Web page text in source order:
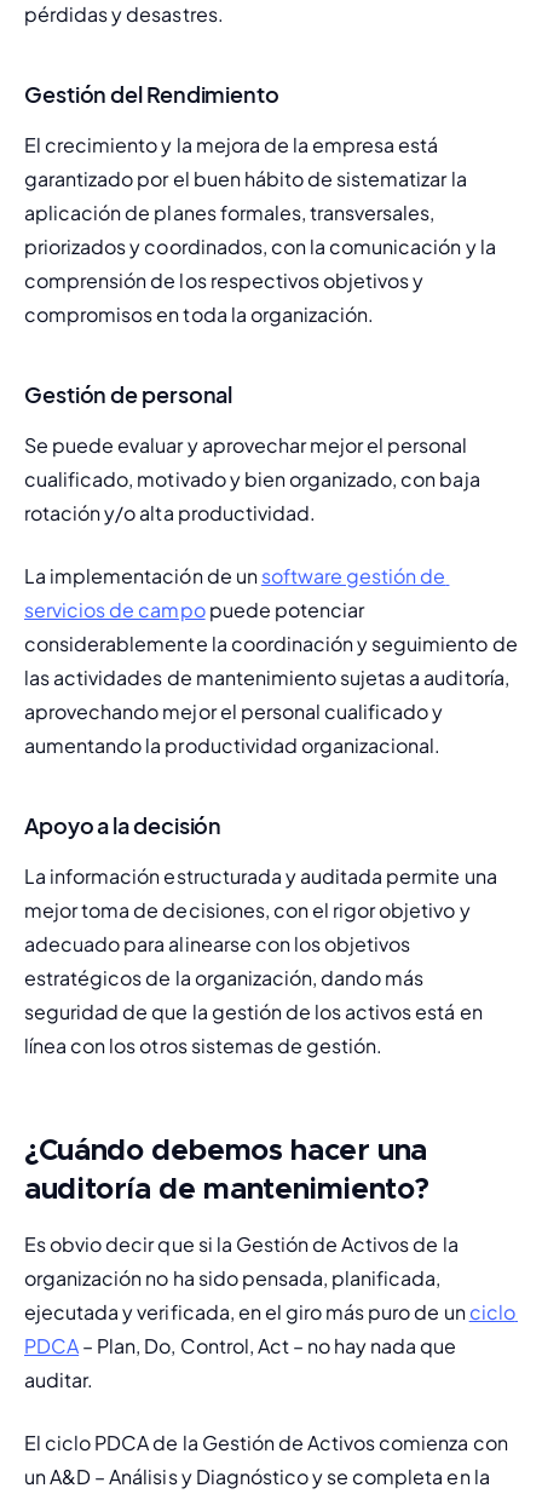
pérdidas y desastres.
Gestión del Rendimiento
El crecimiento y la mejora de la empresa está
garantizado por el buen hábito de sistematizar la
aplicación de planes formales, transversales,
priorizados y coordinados, con la comunicación y la
comprensión de los respectivos objetivos y
compromisos en toda la organización.
Gestión de personal
Se puede evaluar y aprovechar mejor el personal
cualificado, motivado y bien organizado, con baja
rotación y/o alta productividad.
La implementación de un software gestión de
servicios de campo puede potenciar
considerablemente la coordinación y seguimiento de
las actividades de mantenimiento sujetas a auditoría,
aprovechando mejor el personal cualificado y
aumentando la productividad organizacional.
Apoyo a la decisión
La información estructurada y auditada permite una
mejor toma de decisiones, con el rigor objetivo y
adecuado para alinearse con los objetivos
estratégicos de la organización, dando más
seguridad de que la gestión de los activos está en
línea con los otros sistemas de gestión.
¿Cuándo debemos hacer una
auditoría de mantenimiento?
Es obvio decir que si la Gestión de Activos de la
organización no ha sido pensada, planificada,
ejecutada y verificada, en el giro más puro de un ciclo
PDCA – Plan, Do, Control, Act – no hay nada que
auditar.
El ciclo PDCA de la Gestión de Activos comienza con
un A&D – Análisis y Diagnóstico y se completa en la